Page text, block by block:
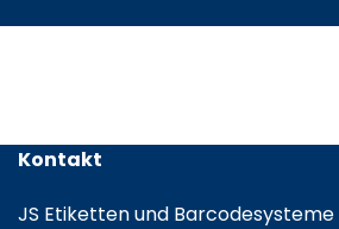
Kontakt
JS Etiketten und Barcodesysteme